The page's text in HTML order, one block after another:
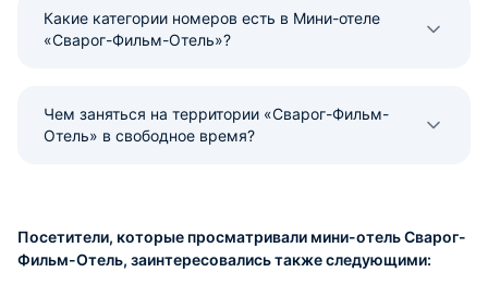
Какие категории номеров есть в Мини-отеле
«Сварог-Фильм-Отель»?
Чем заняться на территории «Сварог-Фильм-
Отель» в свободное время?
Посетители, которые просматривали мини-отель Сварог-
Фильм-Отель, заинтересовались также следующими: